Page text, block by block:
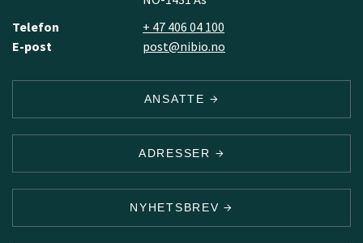
Telefon
+ 47 406 04 100
E-post
post@nibio.no
ANSATTE
ADRESSER
NYHETSBREV